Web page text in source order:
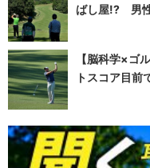
ばし屋!? 男
【脳科学×ゴ
トスコア目前